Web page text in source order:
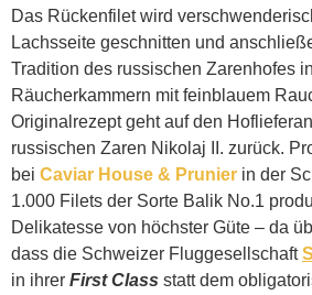
Das Rückenfilet wird
Lachsseite geschnitten und
Tradition des russischen Zarenhofes
Räucherkammern mit feinblauem
Originalrezept geht auf den
russischen Zaren Nikolaj II. zurück.
bei Caviar House & Prunier in der
1.000 Filets der Sorte Balik No.1
Delikatesse von höchster Güte – da
dass die Schweizer Fluggesellschaft
in ihrer First Class statt dem